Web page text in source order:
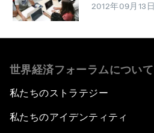
2012年09月13日
世界経済フォーラムについて
私たちのストラテジー
私たちのアイデンティティ